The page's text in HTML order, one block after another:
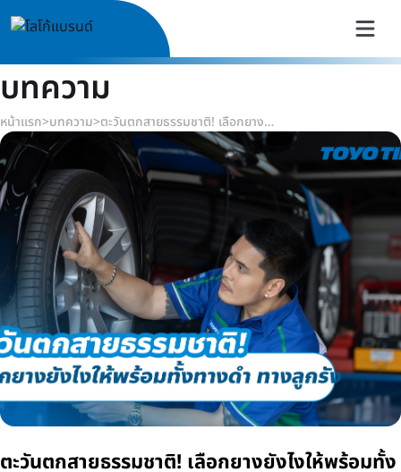
บทความ
หน้าแรก>บทความ> ตะวันตกสายธรรมชาติ! เลือกยางยังไงให้พร้อมทั้งทางดำ ทางลูกรัง
ตะวันตกสายธรรมชาติ! เลือกยางยังไงให้พร้อมทั้ง